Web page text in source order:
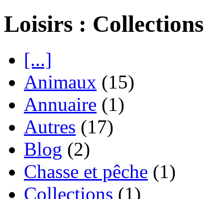
Loisirs : Collections
[...]
Animaux (15)
Annuaire (1)
Autres (17)
Blog (2)
Chasse et pêche (1)
Collections (1)